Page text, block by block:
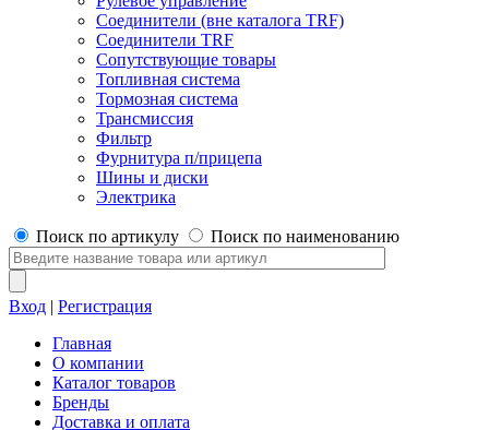
Соединители (вне каталога TRF)
Соединители TRF
Сопутствующие товары
Топливная система
Тормозная система
Трансмиссия
Фильтр
Фурнитура п/прицепа
Шины и диски
Электрика
Поиск по артикулу Поиск по наименованию
Вход | Регистрация
Главная
О компании
Каталог товаров
Бренды
Доставка и оплата